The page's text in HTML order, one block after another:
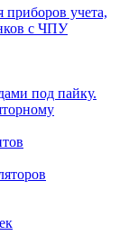
приборов учета,
с ЧПУ
под пайку.